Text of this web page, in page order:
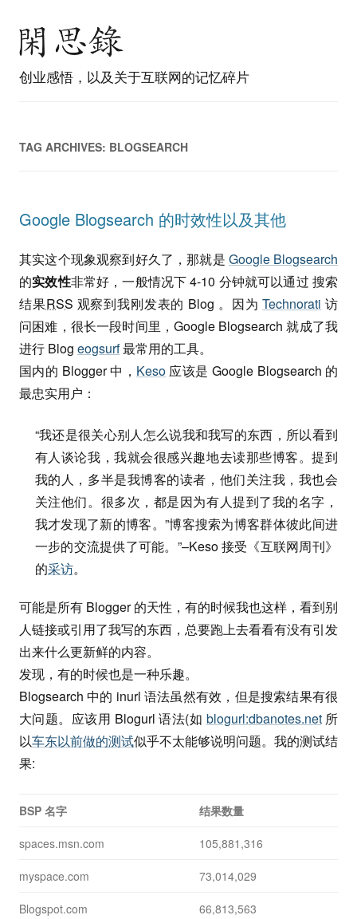
创业感悟，以及关于互联网的记忆碎片
TAG ARCHIVES: BLOGSEARCH
Google Blogsearch 的时效性以及其他
其实这个现象观察到好久了，那就是 Google Blogsearch
的实效性非常好，一般情况下 4-10 分钟就可以通过 搜索
结果RSS 观察到我刚发表的 Blog 。因为Technorati 访
问困难，很长一段时间里，Google Blogsearch 就成了我
进行 Blog eogsurf最常用的工具。
国内的 Blogger 中， Keso 应该是 Google Blogsearch 的
最忠实用户：
“我还是很关心别人怎么说我和我写的东西，所以看到
有人谈论我，我就会很感兴趣地去读那些博客。提到
我的人，多半是我博客的读者，他们关注我，我也会
关注他们。很多次，都是因为有人提到了我的名字，
我才发现了新的博客。”博客搜索为博客群体彼此间进
一步的交流提供了可能。”–Keso 接受《互联网周刊》
的采访。
可能是所有 Blogger 的天性，有的时候我也这样，看到别
人链接或引用了我写的东西，总要跑上去看看有没有引发
出来什么更新鲜的内容。
发现，有的时候也是一种乐趣。
Blogsearch 中的 inurl 语法虽然有效，但是搜索结果有很
大问题。应该用 Blogurl 语法(如 blogurl:dbanotes.net所
以车东以前做的测试似乎不太能够说明问题。我的测试结
果:
BSP 名字 结果数量
spaces.msn.com 105,881,316
myspace.com 73,014,029
Blogspot.com 66,813,563